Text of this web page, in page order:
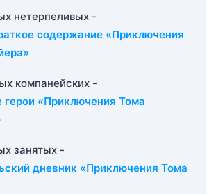
нетерпеливых -
содержание «Приключения
компанейских -
герои «Приключения Тома
занятых -
дневник «Приключения Тома